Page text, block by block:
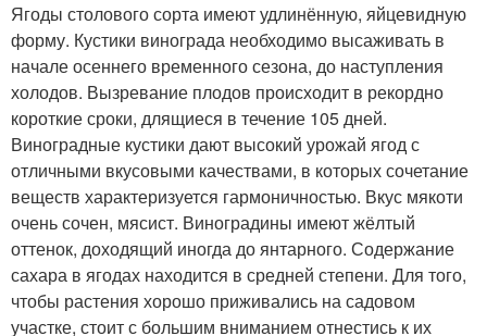
Ягоды столового сорта имеют удлинённую, яйцевидную
форму. Кустики винограда необходимо высаживать в
начале осеннего временного сезона, до наступления
холодов. Вызревание плодов происходит в рекордно
короткие сроки, длящиеся в течение 105 дней.
Виноградные кустики дают высокий урожай ягод с
отличными вкусовыми качествами, в которых сочетание
веществ характеризуется гармоничностью. Вкус мякоти
очень сочен, мясист. Виноградины имеют жёлтый
оттенок, доходящий иногда до янтарного. Содержание
сахара в ягодах находится в средней степени. Для того,
чтобы растения хорошо приживались на садовом
участке, стоит с большим вниманием отнестись к их